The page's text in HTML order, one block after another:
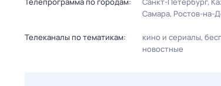
Самара Ростов-на-
Телеканалы по тематикам: кино и сериалы
новостные